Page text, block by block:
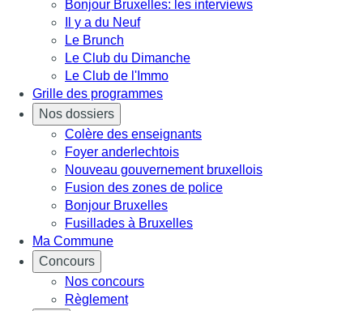
Bonjour Bruxelles: les interviews
Il y a du Neuf
Le Brunch
Le Club du Dimanche
Le Club de l'Immo
Grille des programmes
Nos dossiers
Colère des enseignants
Foyer anderlechtois
Nouveau gouvernement bruxellois
Fusion des zones de police
Bonjour Bruxelles
Fusillades à Bruxelles
Ma Commune
Concours
Nos concours
Règlement